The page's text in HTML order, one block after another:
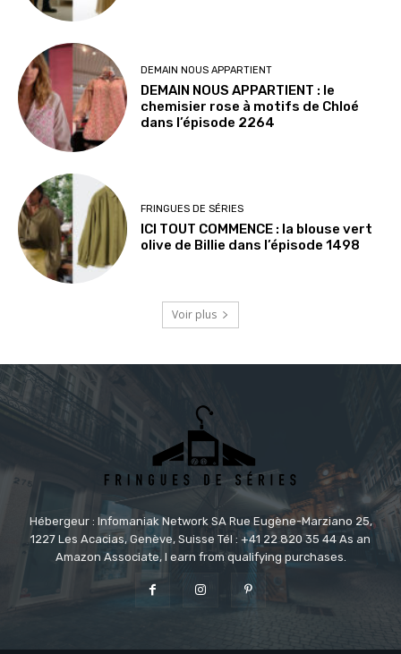
DEMAIN NOUS APPARTIENT
DEMAIN NOUS APPARTIENT : le
chemisier rose à motifs de Chloé
dans l’épisode 2264
FRINGUES DE SÉRIES
ICI TOUT COMMENCE : la blouse vert
olive de Billie dans l’épisode 1498
Voir plus
Hébergeur : Infomaniak Network SA Rue Eugène-Marziano 25,
1227 Les Acacias, Genève, Suisse Tél : +41 22 820 35 44 As an
Amazon Associate, I earn from qualifying purchases.